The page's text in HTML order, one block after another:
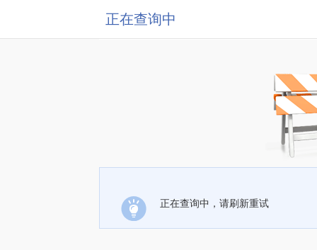
正在查询中
正在查询中，请刷新重试